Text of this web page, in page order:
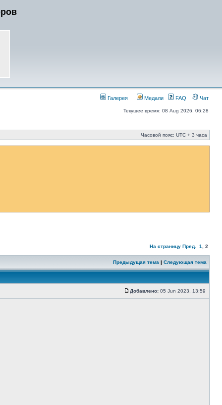
Галерея Медали FAQ Чат
Текущее время: 08 Aug 2026, 06:28
Часовой пояс: UTC + 3 часа
На страницу Пред. 1 2
Предыдущая тема | Следующая тема
Добавлено: 05 Jun 2023, 13:59